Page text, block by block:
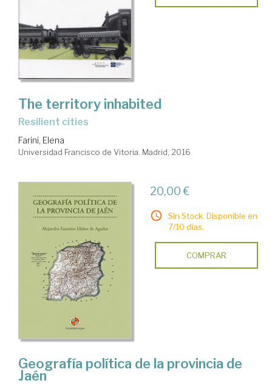
The territory inhabited
resilient cities
Farini, Elena
Universidad Francisco de Vitoria. Madrid, 2016
20,00 €
Sin Stock. Disponible en
7/10 días.
COMPRAR
Geografía política de la provincia de
Jaén